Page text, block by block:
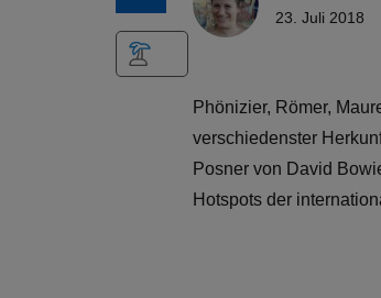
23. Juli 2018
Phönizier, Römer,
verschiedenster
Posner von David
Hotspots der